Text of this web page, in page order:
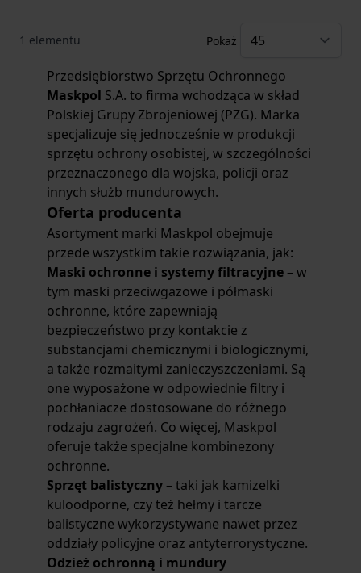
1 elementu Pokaż
Przedsiębiorstwo Sprzętu Ochronnego
Maskpol S.A. to firma wchodząca w skład
Polskiej Grupy Zbrojeniowej (PZG). Marka
specjalizuje się jednocześnie w produkcji
sprzętu ochrony osobistej, w szczególności
przeznaczonego dla wojska, policji oraz
innych służb mundurowych.
Oferta producenta
Asortyment marki Maskpol obejmuje
przede wszystkim takie rozwiązania, jak:
Maski ochronne i systemy filtracyjne – w
tym maski przeciwgazowe i półmaski
ochronne, które zapewniają
bezpieczeństwo przy kontakcie z
substancjami chemicznymi i biologicznymi,
a także rozmaitymi zanieczyszczeniami. Są
one wyposażone w odpowiednie filtry i
pochłaniacze dostosowane do różnego
rodzaju zagrożeń. Co więcej, Maskpol
oferuje także specjalne kombinezony
ochronne.
Sprzęt balistyczny – taki jak kamizelki
kuloodporne, czy też hełmy i tarcze
balistyczne wykorzystywane nawet przez
oddziały policyjne oraz antyterrorystyczne.
Odzież ochronną i mundury